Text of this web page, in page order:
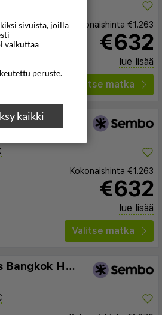
Kokonaishinta €1.263
€632
lue lisää
Valitse matka
Kokonaishinta €1.263
€632
lue lisää
Valitse matka
Palette Bella B All Suites Bangkok Hotel
sivuista, joilla
vaikuttaa
peruste.
kaikki